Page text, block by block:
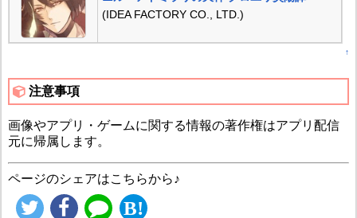
(IDEA FACTORY CO., LTD.)
↑
注意事項
画像やアプリ・ゲームに関する情報の著作権はアプリ配信
元に帰属します。
ページのシェアはこちらから♪